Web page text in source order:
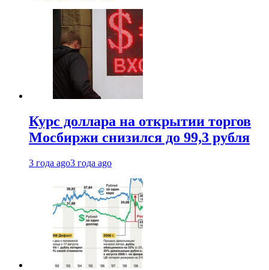
Курс доллара на открытии торгов
Мосбиржи снизился до 99,3 рубля
3 года ago3 года ago